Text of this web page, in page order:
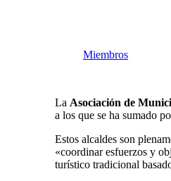
Miembros
La Asociación de
a los que se ha sumado
Estos alcaldes son
«coordinar esfuerzos y
turístico tradicional